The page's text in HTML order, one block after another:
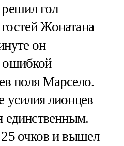
гол
Жонатана
он
ошибкой
поля Марсело.
усилия лионцев
единственным.
очков и вышел